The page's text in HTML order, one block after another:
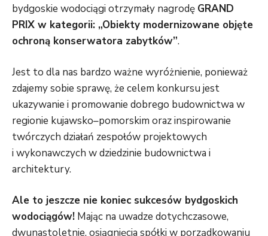
bydgoskie wodociągi otrzymały nagrodę GRAND
PRIX w kategorii: „Obiekty modernizowane objęte
ochroną konserwatora zabytków”.
Jest to dla nas bardzo ważne wyróżnienie, ponieważ
zdajemy sobie sprawę, że celem konkursu jest
ukazywanie i promowanie dobrego budownictwa w
regionie kujawsko–pomorskim oraz inspirowanie
twórczych działań zespołów projektowych
i wykonawczych w dziedzinie budownictwa i
architektury.
Ale to jeszcze nie koniec sukcesów bydgoskich
wodociągów! Mając na uwadze dotychczasowe,
dwunastoletnie, osiągnięcia spółki w porządkowaniu